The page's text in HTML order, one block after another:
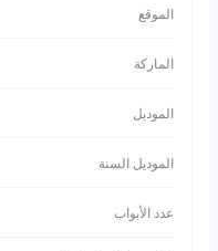
الموقع
الماركة
الموديل
الموديل السنة
عدد الأبواب